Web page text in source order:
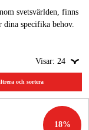
svetsvärlden, finns
dina specifika behov.
Visar: 24
och sortera
18%